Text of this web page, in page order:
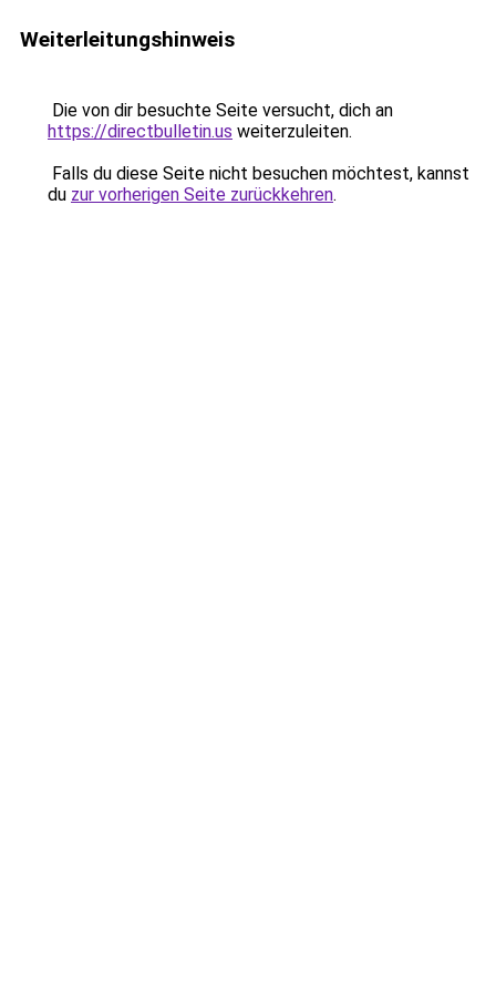
Weiterleitungshinweis
Die von dir besuchte Seite versucht, dich an
https://directbulletin.us weiterzuleiten.
Falls du diese Seite nicht besuchen möchtest, kannst
du zur vorherigen Seite zurückkehren.